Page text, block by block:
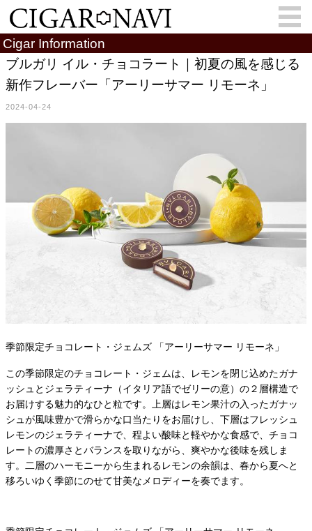
会員登録 お問い合わせ サインイン
葉巻人
Cigar Map
Cigar Information
ブルガリ イル・チョコラート｜初夏の風を感じる
新作フレーバー「アーリーサマー リモーネ」
2024-04-24
季節限定チョコレート・ジェムズ 「アーリーサマー リモーネ」
この季節限定のチョコレート・ジェムは、レモンを閉じ込めたガナ
ッシュとジェラティーナ（イタリア語でゼリーの意）の２層構造で
お届けする魅力的なひと粒です。上層はレモン果汁の入ったガナッ
シュが風味豊かで滑らかな口当たりをお届けし、下層はフレッシュ
レモンのジェラティーナで、程よい酸味と軽やかな食感で、チョコ
レートの濃厚さとバランスを取りながら、爽やかな後味を残しま
す。二層のハーモニーから生まれるレモンの余韻は、春から夏へと
移ろいゆく季節にのせて甘美なメロディーを奏でます。